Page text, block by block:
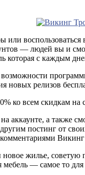
— людей вы и
с каждым
новых релизов
ко всем скидкам на
аккаунте, а также
постинг от
жилье, советую
— самое то